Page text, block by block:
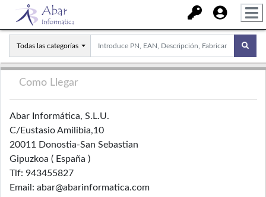
Todas las categorías
Como Llegar
Abar Informática, S.L.U.
C/Eustasio Amilibia,10
20011 Donostia-San Sebastian
Gipuzkoa ( España )
Tlf: 943455827
Email: abar@abarinformatica.com